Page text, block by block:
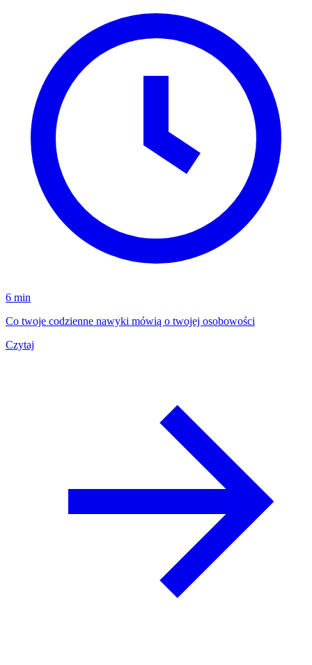
6 min
Co twoje codzienne nawyki mówią o twojej osobowości
Czytaj